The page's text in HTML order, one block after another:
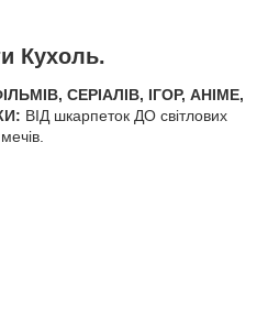
Кухоль.
СЕРІАЛІВ, ІГОР, АНІМЕ,
ВІД шкарпеток ДО світлових
мечів.